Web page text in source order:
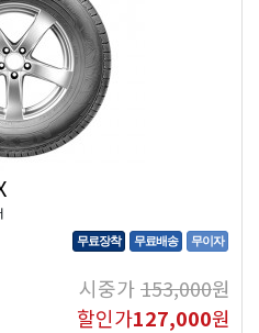
무료장착 무료배송 무이자
시중가153,000원
할인가127,000원